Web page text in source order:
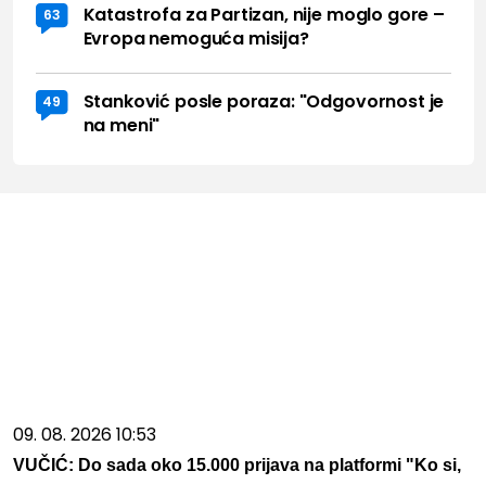
63
Katastrofa za Partizan, nije moglo gore –
Evropa nemoguća misija?
49
Stanković posle poraza: "Odgovornost je
na meni"
09. 08. 2026 10:53
VUČIĆ: Do sada oko 15.000 prijava na platformi "Ko si,